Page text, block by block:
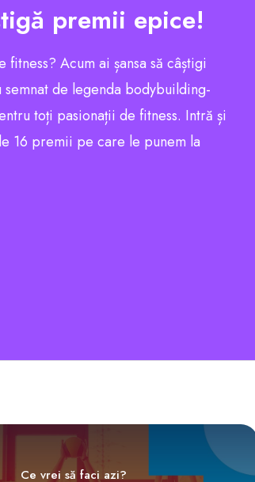
premii epice!
Acum ai șansa să câștigi
de legenda bodybuilding-
toți pasionații de fitness. Intră și
16 premii pe care le punem la
Ce vrei să faci azi?